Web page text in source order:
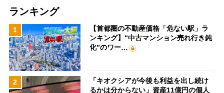
ランキング
1
【首都圏の不動産価格「危ない駅」ラ
ンキング】“中古マンション売れ行き鈍
化”のワー…
2
「キオクシアが今後も利益を出し続け
るかは分からない」資産11億円の個人